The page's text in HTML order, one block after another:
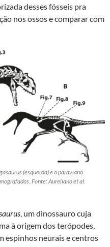
desses fósseis pra
nos ossos e comparar com
(esquerda) e o paraviano
Fonte: Aureliano et al.
, um dinossauro cuja
à origem dos terópodes,
espinhos neurais e centros